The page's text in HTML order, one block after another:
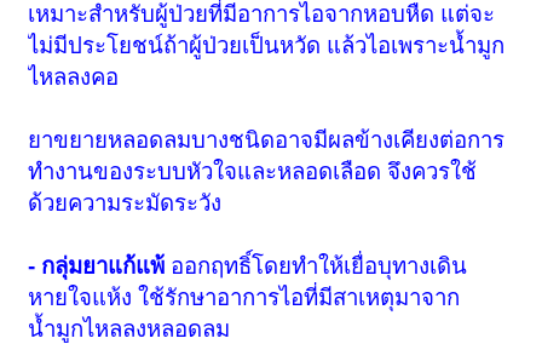
เหมาะสำหรับผู้ป่วยที่มีอาการไอจากหอบหืด แต่จะ
ไม่มีประโยชน์ถ้าผู้ป่วยเป็นหวัด แล้วไอเพราะน้ำมูก
ไหลลงคอ
ยาขยายหลอดลมบางชนิดอาจมีผลข้างเคียงต่อการ
ทำงานของระบบหัวใจและหลอดเลือด จึงควรใช้
ด้วยความระมัดระวัง
- กลุ่มยาแก้แพ้ ออกฤทธิ์โดยทำให้เยื่อบุทางเดิน
หายใจแห้ง ใช้รักษาอาการไอที่มีสาเหตุมาจาก
น้ำมูกไหลลงหลอดลม